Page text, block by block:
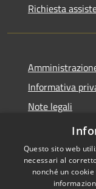
Richiesta
Informativa
Note legali
Dichiarazione
Questo sito web
necessari al
nonché un